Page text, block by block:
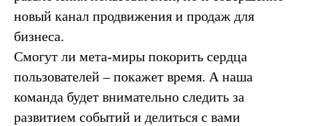
новый канал продвижения и продаж для
бизнеса.
Смогут ли мета-миры покорить сердца
пользователей – покажет время. А наша
команда будет внимательно следить за
развитием событий и делиться с вами